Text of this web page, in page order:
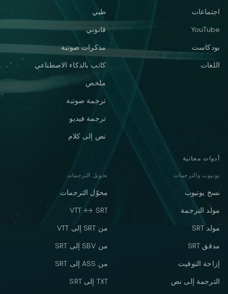
اجتماعات
YouTube
بودكاست
اللغات
طبي
قانوني
مذكرات صوتية
كاتب بالذكاء الاصطناعي
ملخص
ترجمة صوتية
ترجمة فيديو
نص إلى كلام
أدوات مجانية
يوتيوب والترجمات
نسخ يوتيوب
مولد الترجمة
مولد SRT
مدقق SRT
إزاحة التوقيت
الترجمة إلى نص
تحويل الترجمات
محوّل الترجمات
VTT ↔ SRT
من SRT إلى VTT
من SBV إلى SRT
من ASS إلى SRT
TXT إلى SRT